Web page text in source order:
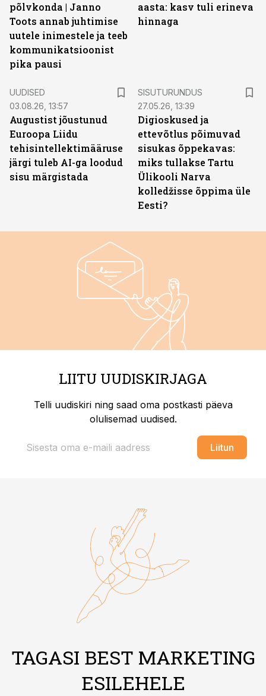
põlvkonda | Janno
Toots annab juhtimise
uutele inimestele ja teeb
kommunikatsioonist
pika pausi
aasta: kasv tuli erineva
hinnaga
UUDISED
03.08.26, 13:57
Augustist jõustunud
Euroopa Liidu
tehisintellektimääruse
järgi tuleb AI-ga loodud
sisu märgistada
SISUTURUNDUS
27.05.26, 13:39
Digioskused ja
ettevõtlus põimuvad
sisukas õppekavas:
miks tullakse Tartu
Ülikooli Narva
kolledžisse õppima üle
Eesti?
LIITU UUDISKIRJAGA
Telli uudiskiri ning saad oma postkasti päeva
olulisemad uudised.
Liitun
TAGASI BEST MARKETING
ESILEHELE